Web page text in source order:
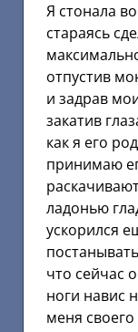
Я стонала
стараясь
отпустив
и задрав
закатив
как я его
принимаю
ладонью
ускорился
что сейчас
ноги навис
меня своего